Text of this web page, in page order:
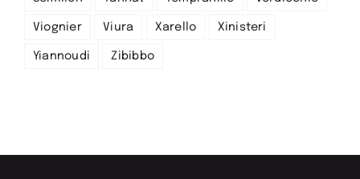
Viognier Viura Xarello Xinisteri
Yiannoudi Zibibbo